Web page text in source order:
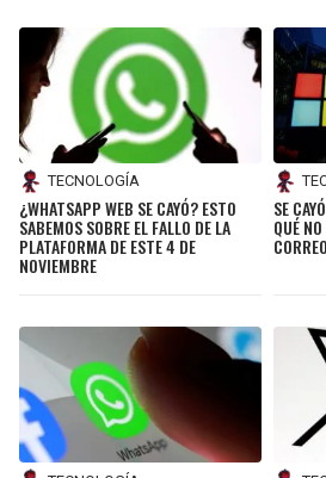
TECNOLOGÍA
¿WHATSAPP WEB SE CAYÓ? ESTO
SABEMOS SOBRE EL FALLO DE LA
PLATAFORMA DE ESTE 4 DE
NOVIEMBRE
SE
QUÉ